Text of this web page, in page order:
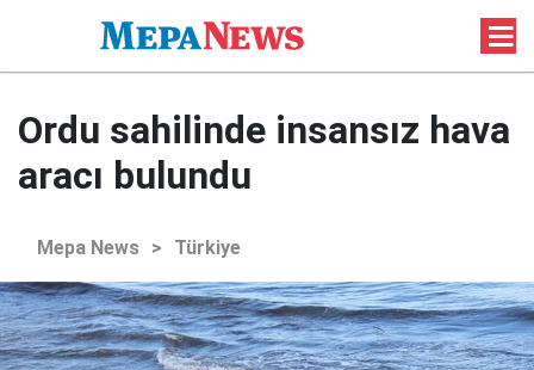
Ordu sahilinde insansız hava
aracı bulundu
Mepa News > Türkiye